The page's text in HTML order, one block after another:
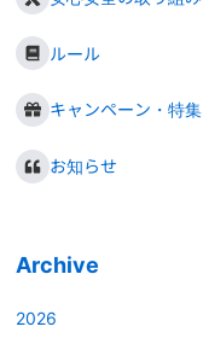
ルール
キャンペーン・特集
お知らせ
Archive
2026